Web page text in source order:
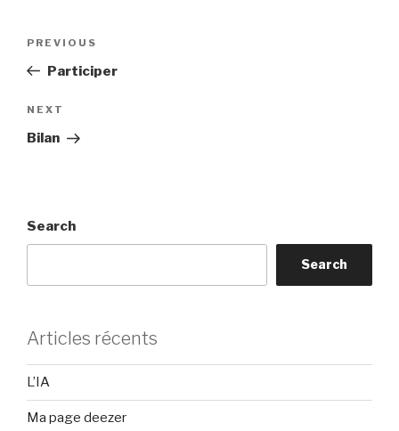
Previous
Post
PREVIOUS
Participer
Next
Post
NEXT
Bilan
Search
Search
Articles récents
L’IA
Ma page deezer